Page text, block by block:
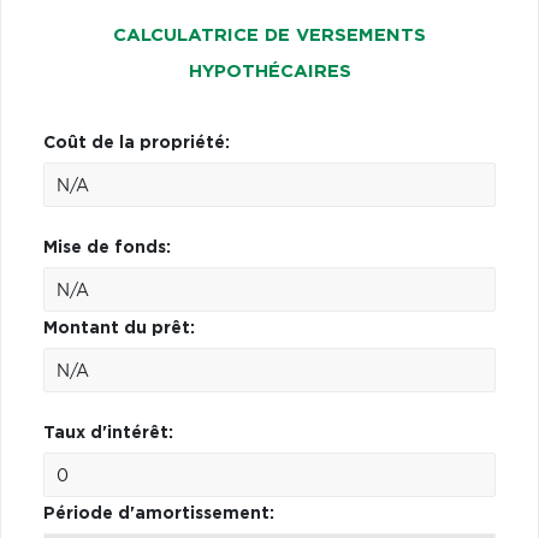
CALCULATRICE DE VERSEMENTS
HYPOTHÉCAIRES
Coût de la propriété:
Mise de fonds:
Montant du prêt:
Taux d'intérêt:
Période d'amortissement: